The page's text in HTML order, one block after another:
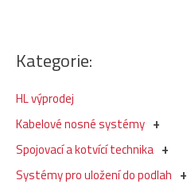
Kategorie:
HL výprodej
Kabelové nosné systémy
Spojovací a kotvící technika
Systémy pro uložení do podlah